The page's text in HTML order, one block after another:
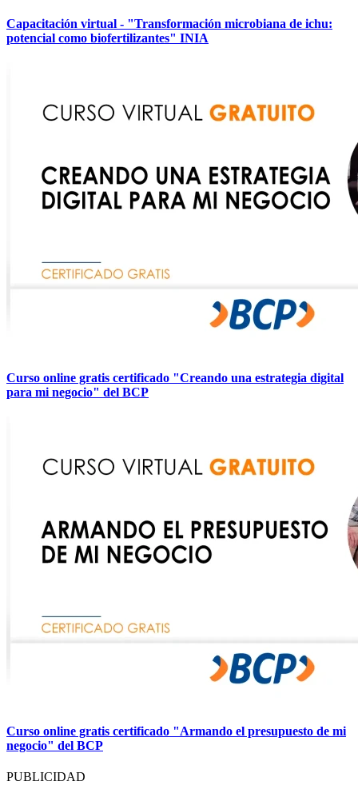
Capacitación virtual - "Transformación microbiana de ichu:
potencial como biofertilizantes" INIA
Curso online gratis certificado "Creando una estrategia digital
para mi negocio" del BCP
Curso online gratis certificado "Armando el presupuesto de mi
negocio" del BCP
PUBLICIDAD